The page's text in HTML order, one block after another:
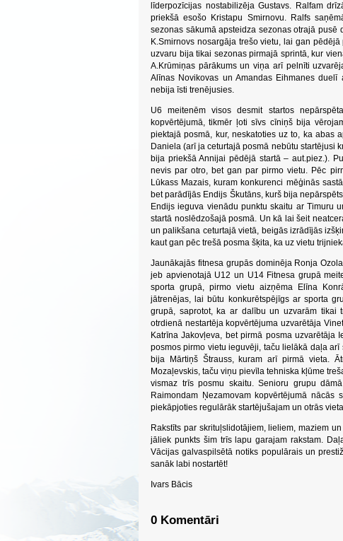
līderpozīcijas nostabilizēja Gustavs. Ralfam
priekšā esošo Kristapu Smirnovu. Ralfs
sezonas sākumā apsteidza sezonas otrajā pusē
K.Smirnovs nosargāja trešo vietu, lai gan
uzvaru bija tikai sezonas pirmajā sprintā, kur
A.Krūmiņas pārākums un viņa arī pelnīti
Alīnas Novikovas un Amandas Eihmanes
nebija īsti trenējusies.
U6 meitenēm visos desmit startos
kopvērtējumā, tikmēr ļoti sīvs cīniņš bija
piektajā posmā, kur, neskatoties uz to, ka abas
Daniela (arī ja ceturtajā posmā nebūtu startējusi
bija priekšā Annijai pēdējā startā – aut.piez.).
nevis par otro, bet gan par pirmo vietu. Pēc
Lūkass Mazais, kuram konkurenci mēģinās
bet parādījās Endijs Škutāns, kurš bija
Endijs ieguva vienādu punktu skaitu ar Timuru
startā noslēdzošajā posmā. Un kā lai šeit
un palikšana ceturtajā vietā, beigās izrādījās
kaut gan pēc trešā posma šķita, ka uz vietu
Jaunākajās fitnesa grupās dominēja Ronja
jeb apvienotajā U12 un U14 Fitnesa grupā
sporta grupā, pirmo vietu aizņēma Elīna
jātrenējas, lai būtu konkurētspējīgs ar sporta
grupā, saprotot, ka ar dalību un uzvarām tikai
otrdienā nestartēja kopvērtējuma uzvarētāja
Katrīna Jakovļeva, bet pirmā posma
posmos pirmo vietu ieguvēji, taču lielākā daļa
bija Mārtiņš Štrauss, kuram arī pirmā vieta.
Mozaļevskis, taču viņu pievīla tehniska kļūme
vismaz trīs posmu skaitu. Senioru grupu
Raimondam Ņezamovam kopvērtējumā
piekāpjoties regulārāk startējušajam un otrās
Rakstīts par skrituļslidotājiem, lieliem, maziem
jāliek punkts šim trīs lapu garajam rakstam.
Vācijas galvaspilsētā notiks populārais un
sanāk labi nostartēt!
Ivars Bācis
0 Komentāri